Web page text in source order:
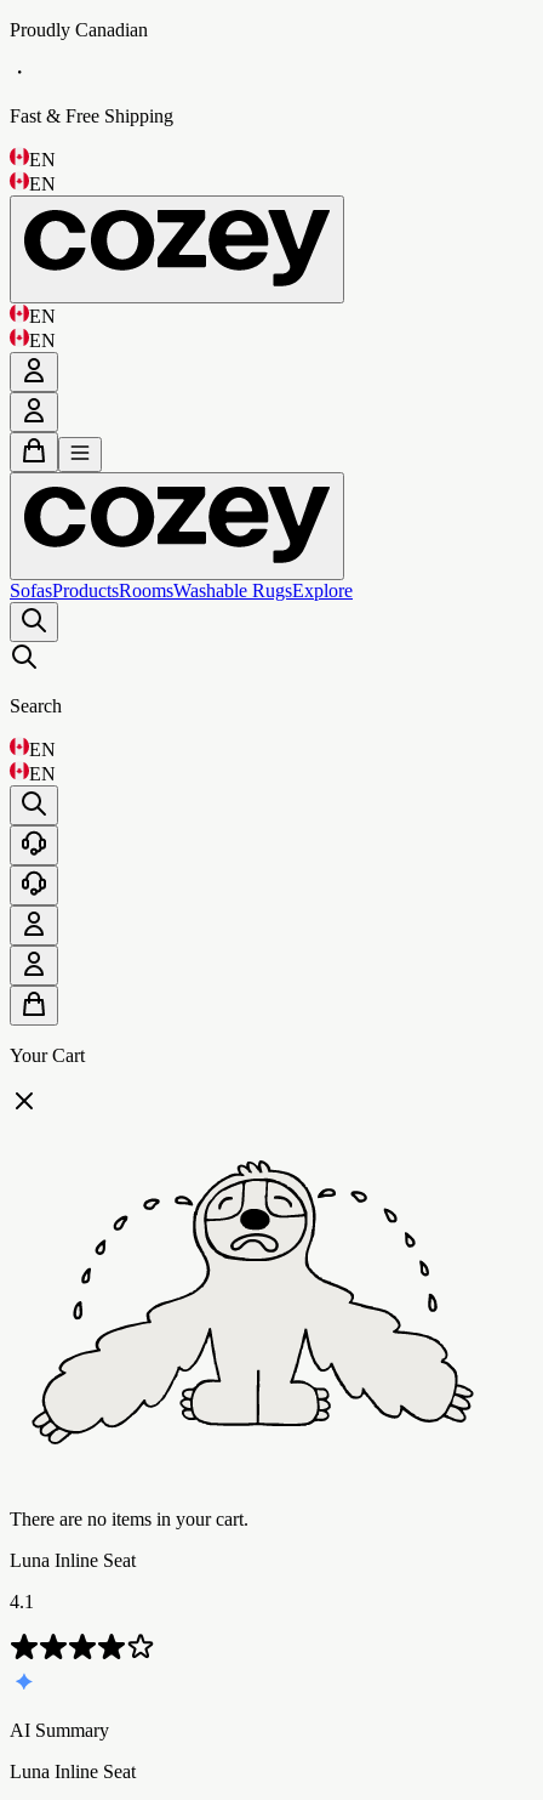
Proudly Canadian
・
Fast & Free Shipping
EN
EN
EN
EN
SofasProductsRoomsWashable RugsExplore
Search
EN
EN
Your Cart
There are no items in your cart.
Luna Inline Seat
4.1
AI Summary
Luna Inline Seat